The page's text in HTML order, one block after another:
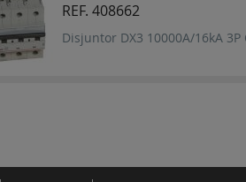
REF. 408662
Disjuntor DX3 10000A/16kA 3P